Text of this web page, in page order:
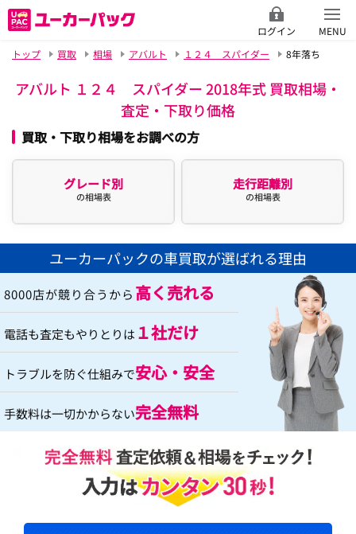
ログイン
MENU
トップ
買取 相場 アバルト １２４ スパイダー 8年落ち
アバルト １２４ スパイダー 2018年式 買取相場・
査定・下取り価格
買取・下取り相場をお調べの方
グレード別
の相場表
走行距離別
の相場表
ユーカーパックの車買取が選ばれる理由
8000店が競り合うから 高く売れる
電話も査定もやりとりは １社だけ
トラブルを防ぐ仕組みで安心・安全
手数料は一切かからない完全無料